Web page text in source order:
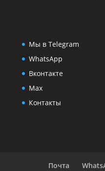
Мы в Telegram
WhatsApp
Вконтакте
Max
Контакты
Почта